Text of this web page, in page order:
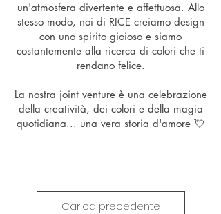
un'atmosfera divertente e affettuosa. Allo
stesso modo, noi di RICE creiamo design
con uno spirito gioioso e siamo
costantemente alla ricerca di colori che ti
rendano felice.
La nostra joint venture è una celebrazione
della creatività, dei colori e della magia
quotidiana... una vera storia d'amore 💘
Carica precedente